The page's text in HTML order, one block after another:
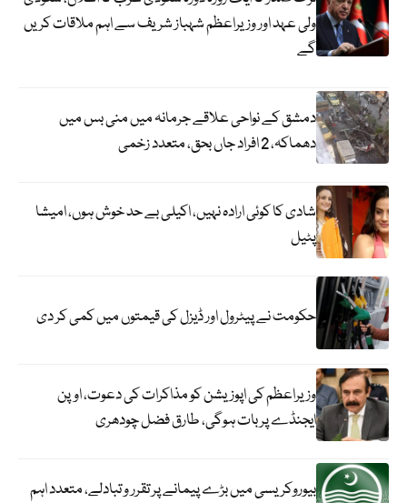
ولی عہد اور وزیراعظم شہباز شریف سے اہم ملاقات کریں
گے
دمشق کے نواحی علاقے جرمانہ میں منی بس میں
دھماکہ، 2 افراد جاں بحق، متعدد زخمی
شادی کا کوئی ارادہ نہیں، اکیلی بے حد خوش ہوں، امیشا
پٹیل
حکومت نے پیٹرول اور ڈیزل کی قیمتوں میں کمی کر دی
وزیراعظم کی اپوزیشن کو مذاکرات کی دعوت، اوپن
ایجنڈے پر بات ہوگی، طارق فضل چودھری
بیوروکریسی میں بڑے پیمانے پر تقرر و تبادلے، متعدد اہم